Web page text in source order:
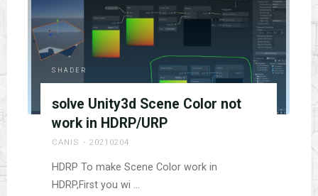
明
Shader
跟
VFX
之
間
的
重
關
係"
SHADER
solve Unity3d Scene Color not
work in HDRP/URP
CANIS 20210204
HDRP To make Scene Color work in
HDRP,First you wi …